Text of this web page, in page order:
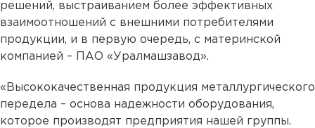
решений, выстраиванием более эффективных
взаимоотношений с внешними потребителями
продукции, и в первую очередь, с материнской
компанией – ПАО «Уралмашзавод».
«Высококачественная продукция металлургического
передела – основа надежности оборудования,
которое производят предприятия нашей группы.